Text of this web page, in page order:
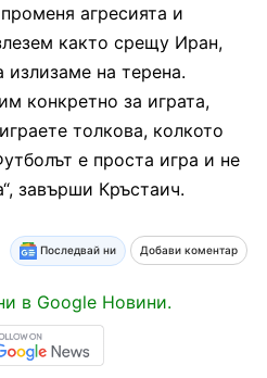
агресията и
както срещу Иран,
на терена.
конкретно за играта,
толкова, колкото
е проста игра и не
завърши Кръстаич.
Последвай ни Добави коментар
в Google Новини.